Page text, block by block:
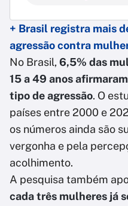
+ Brasil registra mais
agressão contra
No Brasil, 6,5% das
15 a 49 anos
tipo de agressão. O
países entre 2000 e
os números ainda são
vergonha e pela
acolhimento.
A pesquisa também
cada três mulheres já